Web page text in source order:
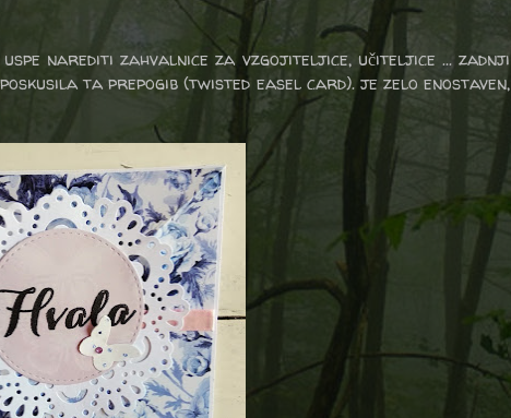
narediti zahvalnice za vzgojiteljice, učiteljice ... zadnji
ta prepogib (twisted easel card). je zelo enostaven,